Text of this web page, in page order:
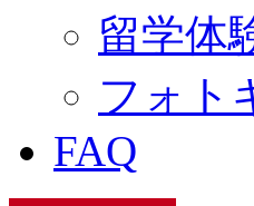
留学体
フォト
FAQ